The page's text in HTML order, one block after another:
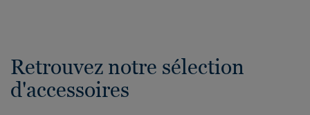
Retrouvez notre sélection
d'accessoires